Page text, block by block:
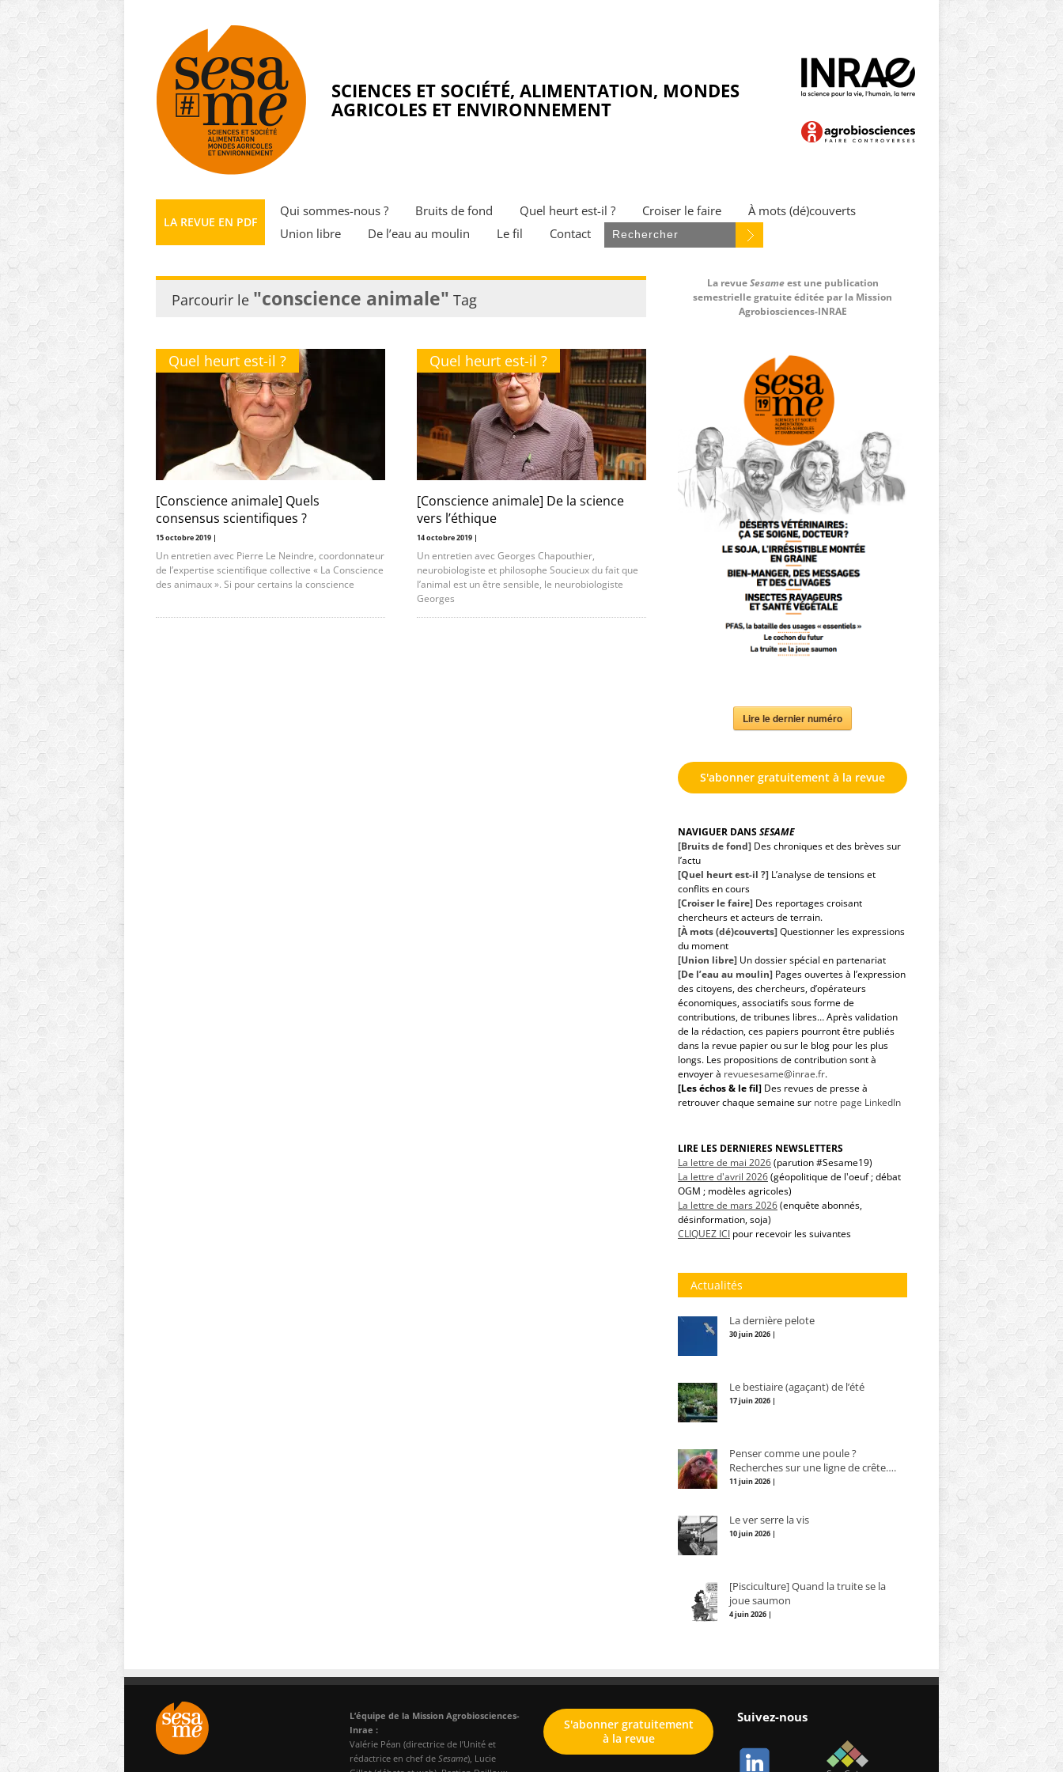
SCIENCES ET SOCIÉTÉ, ALIMENTATION, MONDES
AGRICOLES ET ENVIRONNEMENT
LA REVUE EN PDF
Qui sommes-nous ? Bruits de fond Quel heurt est-il ? Croiser le faire
À mots (dé)couverts
Union libre
De l’eau au moulin Le fil Contact
Parcourir le "conscience animale" Tag
Quel heurt est-il ?
[Conscience animale] Quels
consensus scientifiques ?
15 octobre 2019 |
Un entretien avec Pierre Le Neindre, coordonnateur
de l’expertise scientifique collective « La Conscience
des animaux ». Si pour certains la conscience
Quel heurt est-il ?
[Conscience animale] De la science
vers l’éthique
14 octobre 2019 |
Un entretien avec Georges Chapouthier,
neurobiologiste et philosophe Soucieux du fait que
l’animal est un être sensible, le neurobiologiste
Georges
La revueSesameest une publication
semestrielle gratuite éditée par la Mission
Agrobiosciences-INRAE
Lire le dernier numéro
S'abonner gratuitement à la revue
NAVIGUER DANSSESAME
[Bruits de fond] Des chroniques et des brèves sur
l’actu
[Quel heurt est-il ?] L’analyse de tensions et
conflits en cours
[Croiser le faire] Des reportages croisant
chercheurs et acteurs de terrain.
[À mots (dé)couverts]Questionner les expressions
du moment
[Union libre] Un dossier spécial en partenariat
[De l’eau au moulin] Pages ouvertes à l’expression
des citoyens, des chercheurs, d’opérateurs
économiques, associatifs sous forme de
contributions, de tribunes libres… Après validation
de la rédaction, ces papiers pourront être publiés
dans la revue papier ou sur le blog pour les plus
longs. Les propositions de contribution sont à
envoyer à revuesesame@inrae.fr.
[Les échos & le fil] Des revues de presse à
retrouver chaque semaine sur notre page LinkedIn
LIRE LES DERNIERES NEWSLETTERS
La lettre de mai 2026(parution #Sesame19)
La lettre d'avril 2026(géopolitique de l'oeuf ; débat
OGM ; modèles agricoles)
La lettre de mars 2026(enquête abonnés,
désinformation, soja)
CLIQUEZ ICI pour recevoir les suivantes
Actualités
La dernière pelote
30 juin 2026 |
Le bestiaire (agaçant) de l’été
17 juin 2026 |
Penser comme une poule ?
Recherches sur une ligne de crête….
11 juin 2026 |
Le ver serre la vis
10 juin 2026 |
[Pisciculture] Quand la truite se la
joue saumon
4 juin 2026 |
L’équipe de la Mission Agrobiosciences-
Inrae :
Valérie Péan (directrice de l’Unité et
rédactrice en chef de Sesame), Lucie
S'abonner gratuitement
à la revue
Suivez-nous